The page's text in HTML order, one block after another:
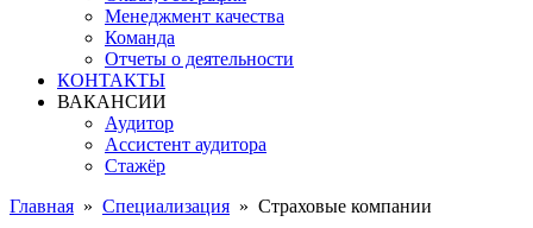
Менеджмент качества
Команда
Отчеты о деятельности
КОНТАКТЫ
ВАКАНСИИ
Аудитор
Ассистент аудитора
Стажёр
Главная » Специализация » Страховые компании